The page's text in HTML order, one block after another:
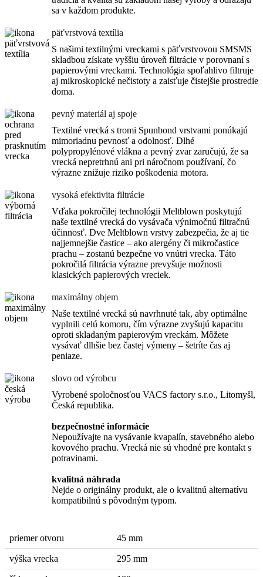
sa v každom produkte.
päťvrstvová textília
S našimi textilnými vreckami s päťvrstvovou SMSMS
skladbou získate vyššiu úroveň filtrácie v porovnaní s
papierovými vreckami. Technológia spoľahlivo filtruje
aj mikroskopické nečistoty a zaisťuje čistejšie prostredie
doma.
pevný materiál aj spoje
Textilné vrecká s tromi Spunbond vrstvami ponúkajú
mimoriadnu pevnosť a odolnosť. Dlhé
polypropylénové vlákna a pevný zvar zaručujú, že sa
vrecká nepretrhnú ani pri náročnom používaní, čo
výrazne znižuje riziko poškodenia motora.
vysoká efektivita filtrácie
Vďaka pokročilej technológii Meltblown poskytujú
naše textilné vrecká do vysávača výnimočnú filtračnú
účinnosť. Dve Meltblown vrstvy zabezpečia, že aj tie
najjemnejšie častice – ako alergény či mikročastice
prachu – zostanú bezpečne vo vnútri vrecka. Táto
pokročilá filtrácia výrazne prevyšuje možnosti
klasických papierových vreciek.
maximálny objem
Naše textilné vrecká sú navrhnuté tak, aby optimálne
vyplnili celú komoru, čím výrazne zvyšujú kapacitu
oproti skladaným papierovým vreckám. Môžete
vysávať dlhšie bez častej výmeny – šetríte čas aj
peniaze.
slovo od výrobcu
Vyrobené spoločnosťou VACS factory s.r.o., Litomyšl,
Česká republika.
bezpečnostné informácie
Nepoužívajte na vysávanie kvapalín, stavebného alebo
kovového prachu. Vrecká nie sú vhodné pre kontakt s
potravinami.
kvalitná náhrada
Nejde o originálny produkt, ale o kvalitnú alternatívu
kompatibilnú s pôvodným typom.
priemer otvoru 45 mm
výška vrecka 295 mm